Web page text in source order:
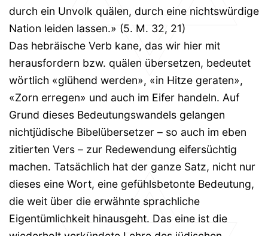
durch ein Unvolk quälen, durch eine nichtswürdige
Nation leiden lassen.» (5. M. 32, 21)
Das hebräische Verb kane, das wir hier mit
herausfordern bzw. quälen übersetzen, bedeutet
wörtlich «glühend werden», «in Hitze geraten»,
«Zorn erregen» und auch im Eifer handeln. Auf
Grund dieses Bedeutungswandels gelangen
nichtjüdische Bibelübersetzer – so auch im eben
zitierten Vers – zur Redewendung eifersüchtig
machen. Tatsächlich hat der ganze Satz, nicht nur
dieses eine Wort, eine gefühlsbetonte Bedeutung,
die weit über die erwähnte sprachliche
Eigentümlichkeit hinausgeht. Das eine ist die